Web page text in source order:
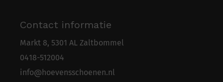
Contact informatie
Markt 8, 5301 AL Zaltbommel
0418-512004
info@hoevensschoenen.nl